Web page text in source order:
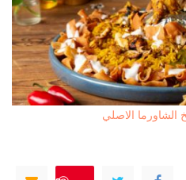
الشاورما الاصلي